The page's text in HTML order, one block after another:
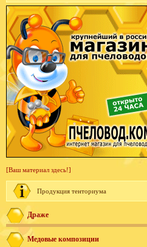
[Ваш материал здесь!]
Продукция тенториума
Драже
Медовые композиции